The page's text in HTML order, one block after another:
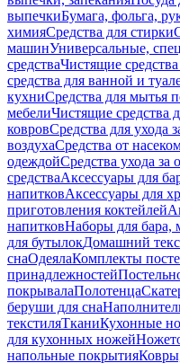
выпечкиБумага, фольга,
химияСредства для стирки
машинУниверсальные,
средстваЧистящие
средства для ванной и
кухниСредства для мытья
мебелиЧистящие средства
ковровСредства для ухода
воздухаСредства от
одеждойСредства ухода за
средстваАксессуары для
напитковАксессуары для
приготовления коктейлей
напитковНаборы для бара,
для бутылокДомашний
снаОдеялаКомплекты
принадлежностей
покрывалаПолотенца
беруши для сна
текстиляТканиКухонные
для кухонных ножей
напольные покрытия